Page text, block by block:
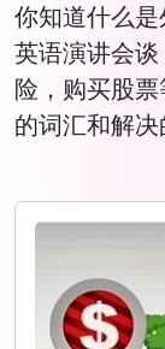
你知道什么
英语演讲会
险，购买股
的词汇和解决